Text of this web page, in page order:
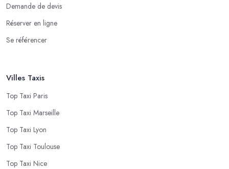
Demande de devis
Réserver en ligne
Se référencer
Villes Taxis
Top Taxi Paris
Top Taxi Marseille
Top Taxi Lyon
Top Taxi Toulouse
Top Taxi Nice